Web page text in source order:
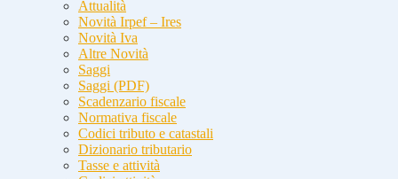
Attualità
Novità Irpef – Ires
Novità Iva
Altre Novità
Saggi
Saggi (PDF)
Scadenzario fiscale
Normativa fiscale
Codici tributo e catastali
Dizionario tributario
Tasse e attività